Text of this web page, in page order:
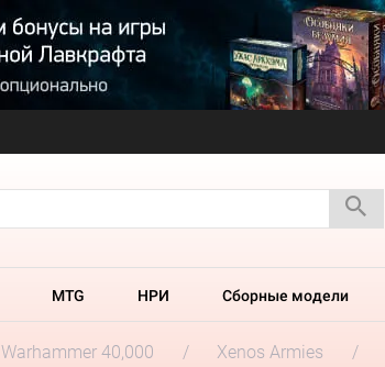
MTG НРИ Сборные модели
Warhammer 40,000 Xenos Armies